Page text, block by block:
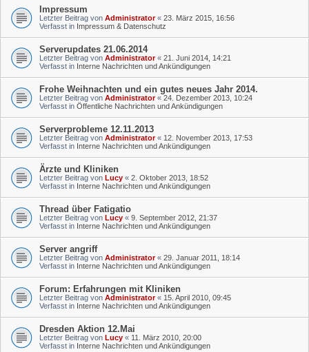
Impressum
Letzter Beitrag von Administrator« 23. März 2015, 16:56
Verfasst in Impressum & Datenschutz
Serverupdates 21.06.2014
Letzter Beitrag von Administrator« 21. Juni 2014, 14:21
Verfasst in Interne Nachrichten und Ankündigungen
Frohe Weihnachten und ein gutes neues Jahr 2014.
Letzter Beitrag von Administrator« 24. Dezember 2013, 10:24
Verfasst in Öffentliche Nachrichten und Ankündigungen
Serverprobleme 12.11.2013
Letzter Beitrag von Administrator« 12. November 2013, 17:53
Verfasst in Interne Nachrichten und Ankündigungen
Ärzte und Kliniken
Letzter Beitrag von Lucy « 2. Oktober 2013, 18:52
Verfasst in Interne Nachrichten und Ankündigungen
Thread über Fatigatio
Letzter Beitrag von Lucy « 9. September 2012, 21:37
Verfasst in Interne Nachrichten und Ankündigungen
Server angriff
Letzter Beitrag von Administrator« 29. Januar 2011, 18:14
Verfasst in Interne Nachrichten und Ankündigungen
Forum: Erfahrungen mit Kliniken
Letzter Beitrag von Administrator« 15. April 2010, 09:45
Verfasst in Interne Nachrichten und Ankündigungen
Dresden Aktion 12.Mai
Letzter Beitrag von Lucy « 11. März 2010, 20:00
Verfasst in Interne Nachrichten und Ankündigungen